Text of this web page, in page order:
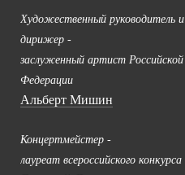
Художественный руководитель и
дирижер -
заслуженный артист Российской
Федерации
Альберт Мишин
Концертмейстер -
лауреат всероссийского конкурса